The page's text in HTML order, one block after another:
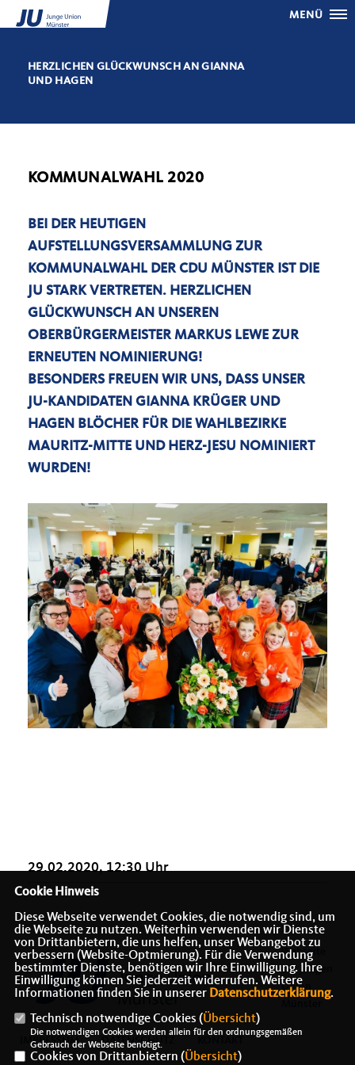
MENÜ
HERZLICHEN GLÜCKWUNSCH AN GIANNA
UND HAGEN
KOMMUNALWAHL 2020
BEI DER HEUTIGEN
AUFSTELLUNGSVERSAMMLUNG ZUR
KOMMUNALWAHL DER CDU MÜNSTER IST DIE
JU STARK VERTRETEN. HERZLICHEN
GLÜCKWUNSCH AN UNSEREN
OBERBÜRGERMEISTER MARKUS LEWE ZUR
ERNEUTEN NOMINIERUNG!
BESONDERS FREUEN WIR UNS, DASS UNSER
JU-KANDIDATEN GIANNA KRÜGER UND
HAGEN BLÖCHER FÜR DIE WAHLBEZIRKE
MAURITZ-MITTE UND HERZ-JESU NOMINIERT
WURDEN!
29.02.2020, 12:30 Uhr
Webseite
der Jungen
Union
IMPRESSUM DATENSCHUTZ
Cookie Hinweis
Diese Webseite verwendet Cookies, die notwendig sind, um
die Webseite zu nutzen. Weiterhin verwenden wir Dienste
von Drittanbietern, die uns helfen, unser Webangebot zu
verbessern (Website-Optmierung). Für die Verwendung
bestimmter Dienste, benötigen wir Ihre Einwilligung. Ihre
Einwilligung können Sie jederzeit widerrufen. Weitere
Informationen finden Sie in unserer Datenschutzerklärung.
Technisch notwendige Cookies (Übersicht)
Die notwendigen Cookies werden allein für den ordnungsgemäßen
Gebrauch der Webseite benötigt.
Cookies von Drittanbietern (Übersicht)